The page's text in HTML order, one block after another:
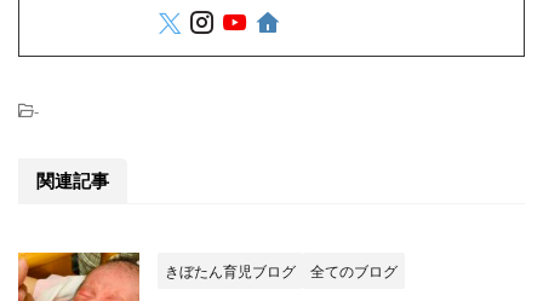
-
関連記事
きぼたん育児ブログ 全てのブログ